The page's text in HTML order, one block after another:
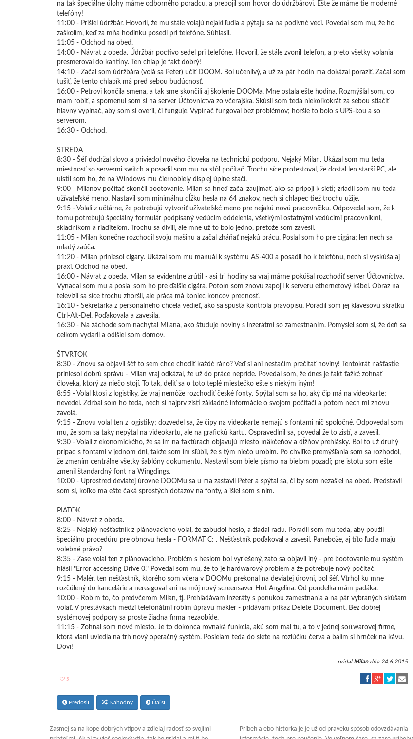
na tak špeciálne úlohy máme odborného poradcu, a prepojil som hovor do údržbárovi. Ešte že máme tie moderné
telefóny!
11:00 - Prišiel údržbár. Hovoril, že mu stále volajú nejakí ľudia a pýtajú sa na podivné veci. Povedal som mu, že ho
zaškolím, keď za mňa hodinku posedí pri telefóne. Súhlasil.
11:05 - Odchod na obed.
14:00 - Návrat z obeda. Údržbár poctivo sedel pri telefóne. Hovoril, že stále zvonil telefón, a preto všetky volania
presmeroval do kantíny. Ten chlap je fakt dobrý!
14:10 - Začal som údržbára (volá sa Peter) učiť DOOM. Bol učenlivý, a už za pár hodín ma dokázal poraziť. Začal som
tušiť, že tento chlapík má pred sebou budúcnosť.
16:00 - Petrovi končila smena, a tak sme skončili aj školenie DOOMa. Mne ostala ešte hodina. Rozmýšľal som, co
mam robiť, a spomenul som si na server Účtovníctva zo včerajška. Skúsil som teda niekoľkokrát za sebou stlačiť
hlavný vypínač, aby som si overil, či funguje. Vypínač fungoval bez problémov; horšie to bolo s UPS-kou a so
serverom.
16:30 - Odchod.
STREDA
8:30 - Šéf dodržal slovo a priviedol nového človeka na technickú podporu. Nejaký Milan. Ukázal som mu teda
miestnosť so servermi switch a posadil som mu na stôl počítač. Trochu síce protestoval, že dostal len starší PC, ale
uistil som ho, že na Windows mu čiernobiely displej úplne stačí.
9:00 - Milanov počítač skončil bootovanie. Milan sa hneď začal zaujímať, ako sa pripojí k sieti; zriadil som mu teda
užívateľské meno. Nastavil som minimálnu dĺžku hesla na 64 znakov, nech si chlapec tiež trochu užije.
9:15 - Volali z učtárne, že potrebujú vytvoriť užívateľské meno pre nejakú novú pracovníčku. Odpovedal som, že k
tomu potrebujú špeciálny formulár podpísaný vedúcim oddelenia, všetkými ostatnými vedúcimi pracovníkmi,
skladníkom a riaditeľom. Trochu sa divili, ale mne už to bolo jedno, pretože som zavesil.
11:05 - Milan konečne rozchodil svoju mašinu a začal zháňať nejakú prácu. Poslal som ho pre cigára; len nech sa
mladý zaúča.
11:20 - Milan priniesol cigary. Ukázal som mu manuál k systému AS-400 a posadil ho k telefónu, nech si vyskúša aj
praxi. Odchod na obed.
16:00 - Návrat z obeda. Milan sa evidentne zrútil - asi tri hodiny sa vraj márne pokúšal rozchodiť server Účtovníctva.
Vynadal som mu a poslal som ho pre ďalšie cigára. Potom som znovu zapojil k serveru ethernetový kábel. Obraz na
televízii sa síce trochu zhoršil, ale práca má koniec koncov prednosť.
16:10 - Sekretárka z personálneho chcela vedieť, ako sa spúšťa kontrola pravopisu. Poradil som jej klávesovú skratku
Ctrl-Alt-Del. Poďakovala a zavesila.
16:30 - Na záchode som nachytal Milana, ako študuje noviny s inzerátmi so zamestnaním. Pomyslel som si, že deň sa
celkom vydaril a odišiel som domov.
ŠTVRTOK
8:30 - Znovu sa objavil šéf to sem chce chodiť každé ráno? Veď si ani nestačím prečítať noviny! Tentokrát našťastie
priniesol dobrú správu - Milan vraj odkázal, že už do práce nepríde. Povedal som, že dnes je fakt ťažké zohnať
človeka, ktorý za niečo stojí. To tak, deliť sa o toto teplé miestečko ešte s niekým iným!
8:55 - Volal ktosi z logistiky, že vraj nemôže rozchodiť české fonty. Spýtal som sa ho, aký čip má na videokarte;
nevedel. Zdrbal som ho teda, nech si najprv zistí základné informácie o svojom počítači a potom nech mi znovu
zavolá.
9:15 - Znovu volal ten z logistiky; dozvedel sa, že čipy na videokarte nemajú s fontami nič spoločné. Odpovedal som
mu, že som sa taky nepýtal na videokartu, ale na grafickú kartu. Ospravedlnil sa, povedal že to zistí, a zavesil.
9:30 - Volali z ekonomického, že sa im na faktúrach objavujú miesto mäkčeňov a dĺžňov prehlásky. Bol to už druhý
prípad s fontami v jednom dni, takže som im sľúbil, že s tým niečo urobím. Po chvíľke premýšľania som sa rozhodol,
že zmením centrálne všetky šablóny dokumentu. Nastavil som biele písmo na bielom pozadí; pre istotu som ešte
zmenil štandardný font na Wingdings.
10:00 - Uprostred deviatej úrovne DOOMu sa u ma zastavil Peter a spýtal sa, či by som nezašiel na obed. Predstavil
som si, koľko ma ešte čaká sprostých dotazov na fonty, a išiel som s ním.
PIATOK
8:00 - Návrat z obeda.
8:25 - Nejaký nešťastník z plánovacieho volal, že zabudol heslo, a žiadal radu. Poradil som mu teda, aby použil
špeciálnu procedúru pre obnovu hesla - FORMAT C: . Nešťastník poďakoval a zavesil. Panebože, aj títo ľudia majú
volebné právo?
8:35 - Zase volal ten z plánovacieho. Problém s heslom bol vyriešený, zato sa objavil iný - pre bootovanie mu systém
hlásil "Error accessing Drive 0." Povedal som mu, že to je hardwarový problém a že potrebuje nový počítač.
9:15 - Malér, ten nešťastník, ktorého som včera v DOOMu prekonal na deviatej úrovni, bol šéf. Vtrhol ku mne
rozčúlený do kancelárie a nereagoval ani na môj nový screensaver Hot Angelina. Od pondelka mám padáka.
10:00 - Robím to, čo predvčerom Milan, tj. Prehľadávam inzeráty s ponukou zamestnania a na pár vybraných skúšam
volať. V prestávkach medzi telefonátmi robím úpravu makier - pridávam príkaz Delete Document. Bez dobrej
systémovej podpory sa proste žiadna firma nezaobíde.
11:15 - Zohnal som nové miesto. Je to dokonca rovnaká funkcia, akú som mal tu, a to v jednej softwarovej firme,
ktorá vlani uviedla na trh nový operačný systém. Posielam teda do siete na rozlúčku červa a balím si hrnček na kávu.
Dovi!
pridal Milandňa 24.6.2015
5
Predošlí Náhodný Ďaľší
Zasmej sa na kope dobrých vtipov a zdielaj radosť so svojimi
Príbeh alebo historka je je už od praveku spósob odovzdávania